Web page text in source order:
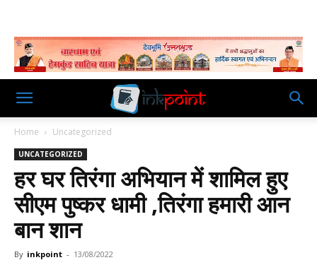
Home Uncategorized
UNCATEGORIZED
हर घर तिरंगा अभियान में शामिल हुए
सीएम पुष्कर धामी ,तिरंगा हमारी आन
बान शान
By inkpoint - 13/08/2022